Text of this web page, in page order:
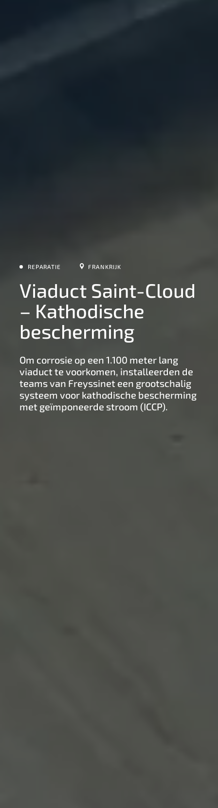
REPARATIE FRANKRIJK
Viaduct Saint-Cloud
– Kathodische
bescherming
Om corrosie op een 1.100 meter lang
viaduct te voorkomen, installeerden de
teams van Freyssinet een grootschalig
systeem voor kathodische bescherming
met geïmponeerde stroom (ICCP).